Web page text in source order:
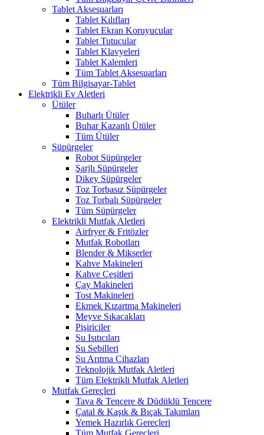
Tablet Aksesuarları
Tablet Kılıfları
Tablet Ekran Koruyucular
Tablet Tutucular
Tablet Klavyeleri
Tablet Kalemleri
Tüm Tablet Aksesuarları
Tüm Bilgisayar-Tablet
Elektrikli Ev Aletleri
Ütüler
Buharlı Ütüler
Buhar Kazanlı Ütüler
Tüm Ütüler
Süpürgeler
Robot Süpürgeler
Şarjlı Süpürgeler
Dikey Süpürgeler
Toz Torbasız Süpürgeler
Toz Torbalı Süpürgeler
Tüm Süpürgeler
Elektrikli Mutfak Aletleri
Airfryer & Fritözler
Mutfak Robotları
Blender & Mikserler
Kahve Makineleri
Kahve Çeşitleri
Çay Makineleri
Tost Makineleri
Ekmek Kızartma Makineleri
Meyve Sıkacakları
Pişiriciler
Su Isıtıcıları
Su Sebilleri
Su Arıtma Cihazları
Teknolojik Mutfak Aletleri
Tüm Elektrikli Mutfak Aletleri
Mutfak Gereçleri
Tava & Tencere & Düdüklü Tencere
Çatal & Kaşık & Bıçak Takımları
Yemek Hazırlık Gereçleri
Tüm Mutfak Gereçleri